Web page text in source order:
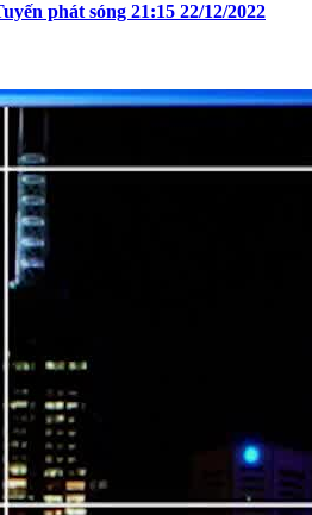
phát sóng 21:15 22/12/2022